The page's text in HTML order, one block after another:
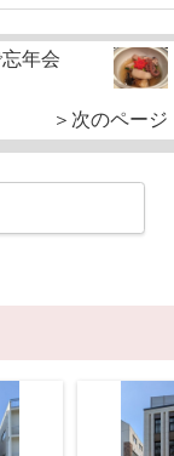
年会
＞次のページ